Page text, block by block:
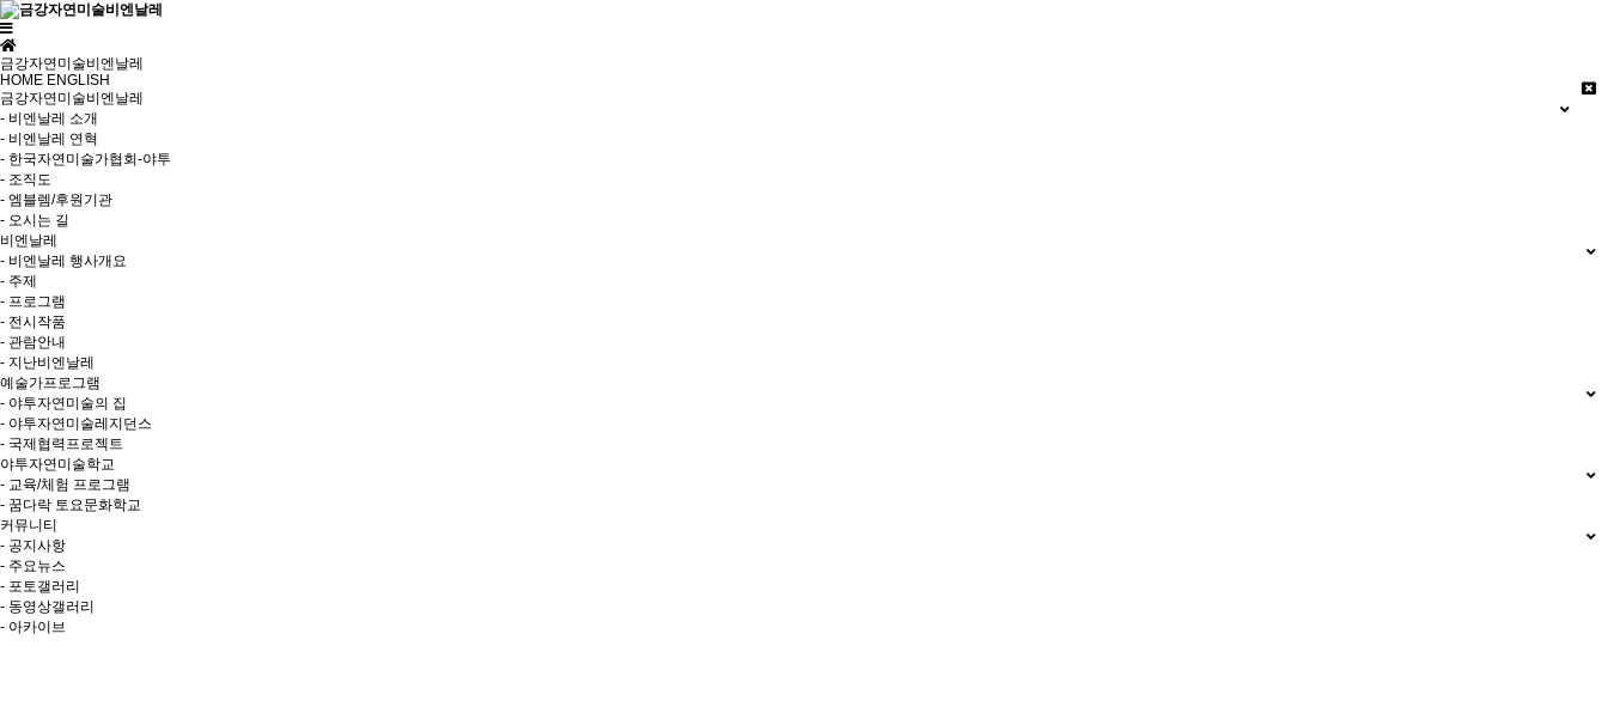
금강자연미술비엔날레
HOME ENGLISH
금강자연미술비엔날레
- 비엔날레 소개
- 비엔날레 연혁
- 한국자연미술가협회-야투
- 조직도
- 엠블렘/후원기관
- 오시는 길
비엔날레
- 비엔날레 행사개요
- 주제
- 프로그램
- 전시작품
- 관람안내
- 지난비엔날레
예술가프로그램
- 야투자연미술의 집
- 야투자연미술레지던스
- 국제협력프로젝트
야투자연미술학교
- 교육/체험 프로그램
- 꿈다락 토요문화학교
커뮤니티
- 공지사항
- 주요뉴스
- 포토갤러리
- 동영상갤러리
- 아카이브